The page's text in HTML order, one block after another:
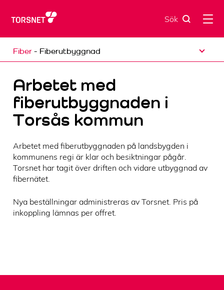
Sök
Fiber - Fiberutbyggnad open dropdown menu
Intresseanmälan
Kundservice
Vad kostar det?
Så ansluter du
Tjänsteutbud
Varför fiber?
Frågor och svar
Arbetet med
fiberutbyggnaden i
Torsås kommun
Arbetet med fiberutbyggnaden på landsbygden i
kommunens regi är klar och besiktningar pågår.
Torsnet har tagit över driften och vidare utbyggnad av
fibernätet.
Nya beställningar administreras av Torsnet. Pris på
inkoppling lämnas per offret.